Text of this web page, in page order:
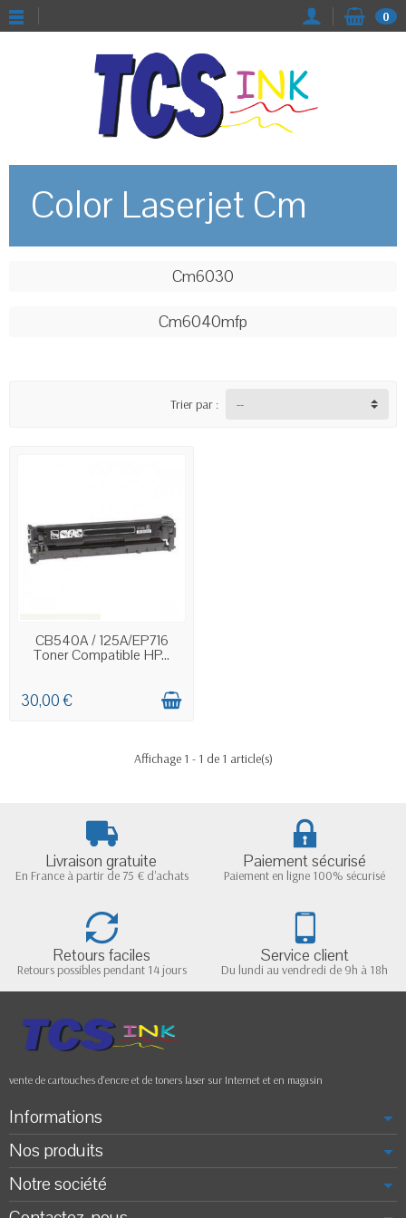
0
Color Laserjet Cm
Cm6030
Cm6040mfp
Trier par :
EN STOCK
CB540A / 125A/EP716
Toner Compatible HP...
30,00 €
Affichage 1 - 1 de 1 article(s)
Livraison gratuite
En France à partir de 75 € d'achats
Paiement sécurisé
Paiement en ligne 100% sécurisé
Retours faciles
Retours possibles pendant 14 jours
Service client
Du lundi au vendredi de 9h à 18h
vente de cartouches d'encre et de toners laser sur Internet et en magasin
Informations
Nos produits
Notre société